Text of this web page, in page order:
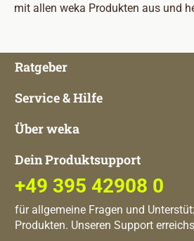
mit allen weka Produkten aus und
Ratgeber
Service & Hilfe
Über weka
Dein Produktsupport
+49 395 42908 0
für allgemeine Fragen und
Produkten. Unseren Support